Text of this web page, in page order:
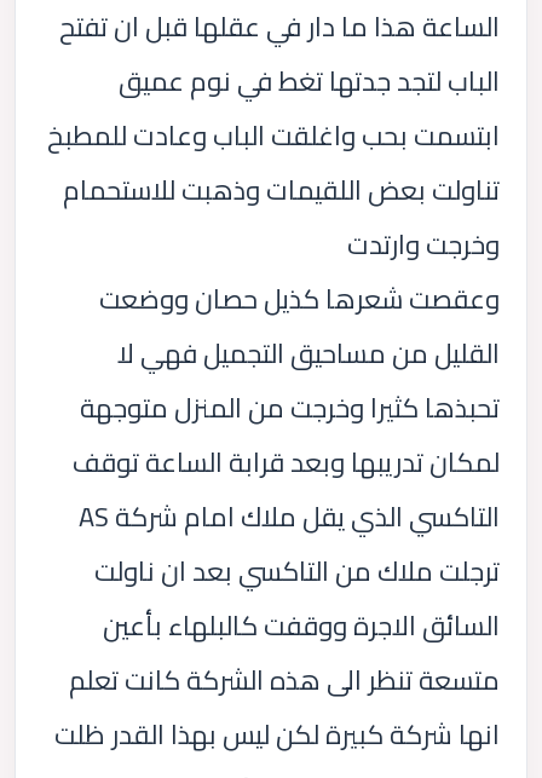
الساعة هذا ما دار في عقلها قبل ان تفتح
الباب لتجد جدتها تغط في نوم عميق
ابتسمت بحب واغلقت الباب وعادت للمطبخ
تناولت بعض اللقيمات وذهبت للاستحمام
وخرجت وارتدت
وعقصت شعرها كذيل حصان ووضعت
القليل من مساحيق التجميل فهي لا
تحبذها كثيرا وخرجت من المنزل متوجهة
لمكان تدريبها وبعد قرابة الساعة توقف
التاكسي الذي يقل ملاك امام شركة AS
ترجلت ملاك من التاكسي بعد ان ناولت
السائق الاجرة ووقفت كالبلهاء بأعين
متسعة تنظر الى هذه الشركة كانت تعلم
انها شركة كبيرة لكن ليس بهذا القدر ظلت